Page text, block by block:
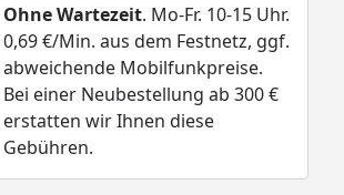
Ohne Wartezeit. Mo-Fr. 10-15 Uhr.
0,69 €/Min. aus dem Festnetz, ggf.
abweichende Mobilfunkpreise.
Bei einer Neubestellung ab 300 €
erstatten wir Ihnen diese
Gebühren.